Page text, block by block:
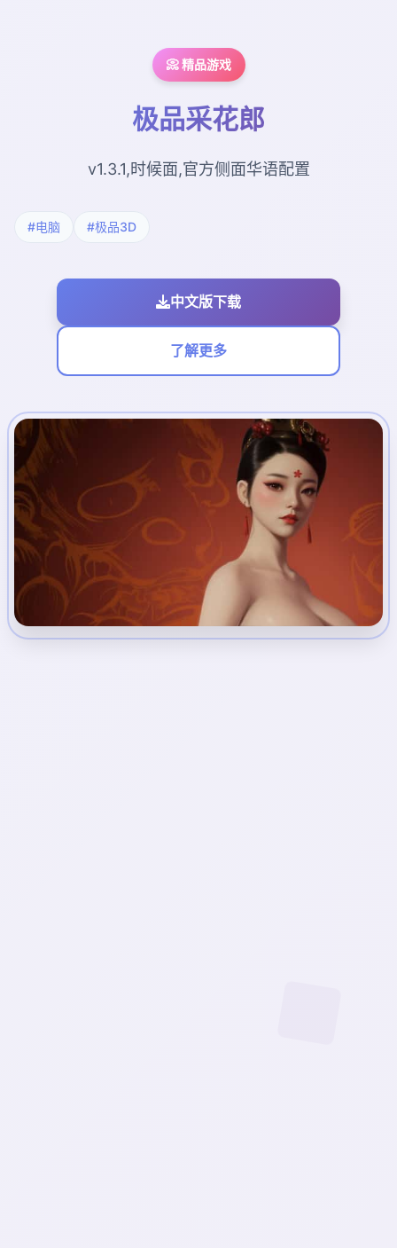
📀 精品游戏
极品采花郎
v1.3.1,时候面,官方侧面华语配置
#电脑 #极品3D
中文版下载
了解更多